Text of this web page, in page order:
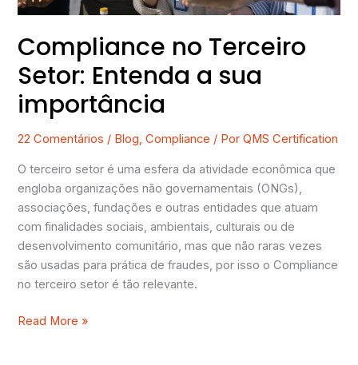
Compliance no Terceiro
Setor: Entenda a sua
importância
22 Comentários / Blog,Compliance / PorQMS Certification
O terceiro setor é uma esfera da atividade econômica que
engloba organizações não governamentais (ONGs),
associações, fundações e outras entidades que atuam
com finalidades sociais, ambientais, culturais ou de
desenvolvimento comunitário, mas que não raras vezes
são usadas para prática de fraudes, por isso o Compliance
no terceiro setor é tão relevante.
Read More »